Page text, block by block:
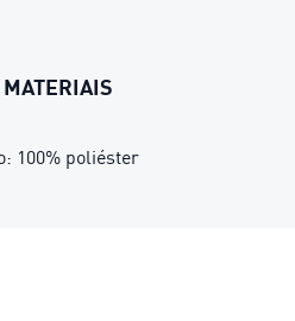
MATERIAIS
100% poliéster